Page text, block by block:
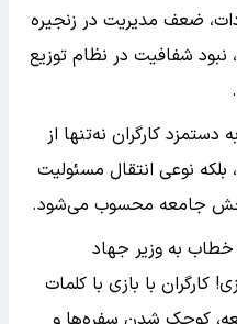
ضعف مدیریت در زنجیره
شفافیت در نظام توزیع
دستمزد کارگران نه‌تنها از
نوعی انتقال مسئولیت
جامعه محسوب می‌شود.
خطاب به وزیر جهاد
کارگران با بازی با کلمات